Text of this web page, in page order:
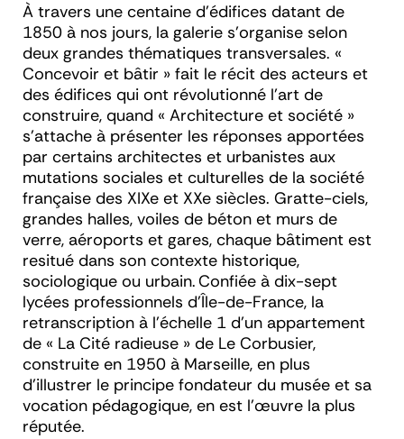
À travers une centaine d’édifices datant de
1850 à nos jours, la galerie s’organise selon
deux grandes thématiques transversales. «
Concevoir et bâtir » fait le récit des acteurs et
des édifices qui ont révolutionné l'art de
construire, quand « Architecture et société »
s’attache à présenter les réponses apportées
par certains architectes et urbanistes aux
mutations sociales et culturelles de la société
française des XIXe et XXe siècles. Gratte-ciels,
grandes halles, voiles de béton et murs de
verre, aéroports et gares, chaque bâtiment est
resitué dans son contexte historique,
sociologique ou urbain. Confiée à dix-sept
lycées professionnels d'Île-de-France, la
retranscription à l'échelle 1 d'un appartement
de « La Cité radieuse » de Le Corbusier,
construite en 1950 à Marseille, en plus
d’illustrer le principe fondateur du musée et sa
vocation pédagogique, en est l’œuvre la plus
réputée.